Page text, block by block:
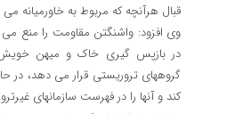
قبال هرآنچه که مربوط به خاورمیانه می
وی افزود: واشنگتن مقاومت را منع
در بازپس گیری خاک و میهن
گروههای تروریستی قرار می دهد، در
کند و آنها را در فهرست سازمانهای